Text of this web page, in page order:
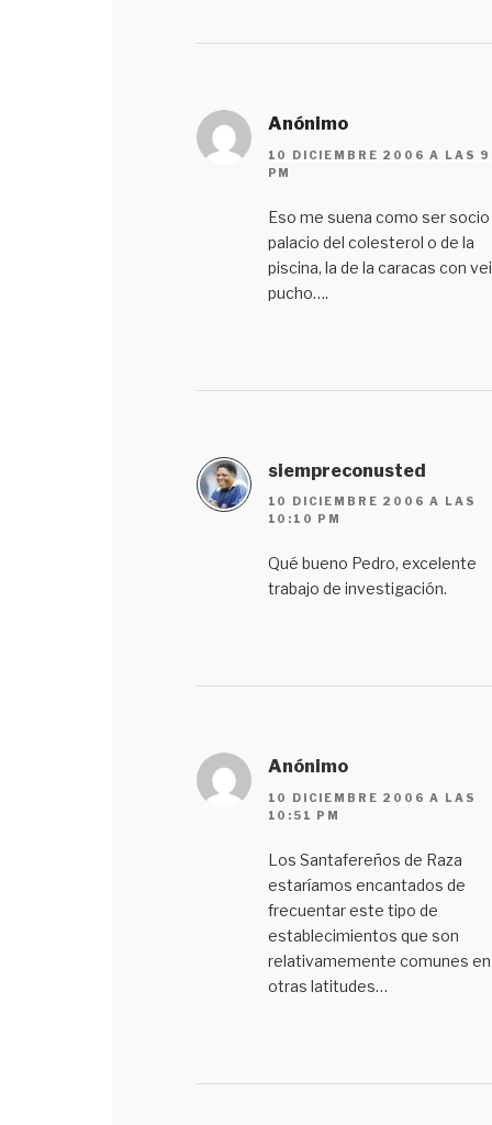
Anónimo
10 DICIEMBRE 2006 A LAS
PM
Eso me suena como ser socio
palacio del colesterol o de la
piscina, la de la caracas con
pucho….
siempreconusted
10 DICIEMBRE 2006 A LAS
10:10 PM
Qué bueno Pedro, excelente
trabajo de investigación.
Anónimo
10 DICIEMBRE 2006 A LAS
10:51 PM
Los Santafereños de Raza
estaríamos encantados de
frecuentar este tipo de
establecimientos que son
relativamemente comunes en
otras latitudes…